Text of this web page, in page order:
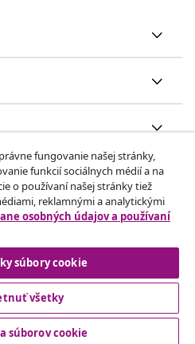
je webová stránka vidaXL
Europe B.V.
fungovanie našej stránky,
funkcií sociálnych médií a na
o používaní našej stránky tiež
reklamnými a analytickými
osobných údajov a používaní
súbory cookie
všetky
súborov cookie